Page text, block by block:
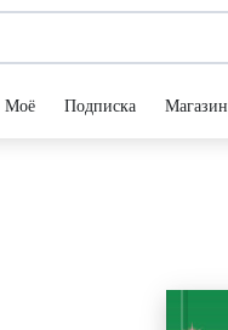
Моё Подписка Магазин